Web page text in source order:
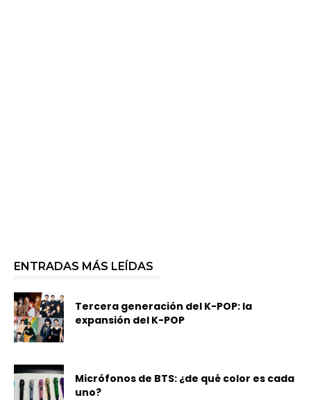
ENTRADAS MÁS LEÍDAS
Tercera generación del K-POP: la
expansión del K-POP
Micrófonos de BTS: ¿de qué color es cada
uno?